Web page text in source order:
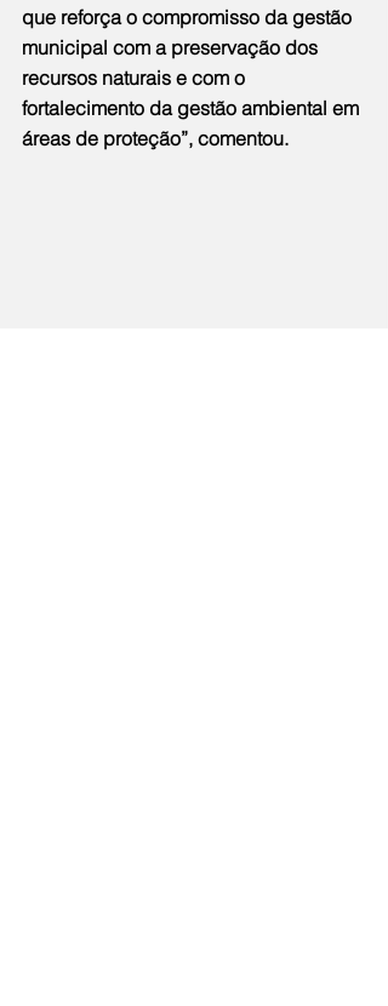
que reforça o compromisso da gestão
municipal com a preservação dos
recursos naturais e com o
fortalecimento da gestão ambiental em
áreas de proteção”, comentou.